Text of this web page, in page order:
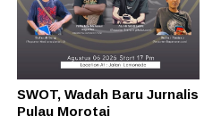
SWOT, Wadah Baru Jurnalis
Pulau Morotai